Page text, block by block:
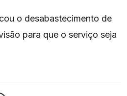
o desabastecimento de
para que o serviço seja